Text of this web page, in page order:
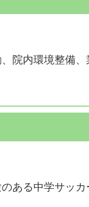
院内環境整備
ある中学サッ